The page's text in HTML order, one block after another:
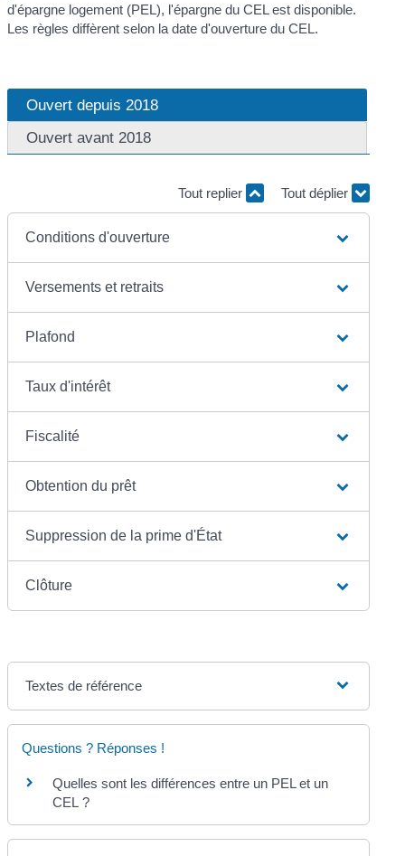
d'épargne logement (PEL), l'épargne du CEL est disponible.
Les règles diffèrent selon la date d'ouverture du CEL.
Ouvert depuis 2018
Ouvert avant 2018
Tout replier Tout déplier
Conditions d'ouverture
Versements et retraits
Plafond
Taux d'intérêt
Fiscalité
Obtention du prêt
Suppression de la prime d'État
Clôture
Textes de référence
Questions ? Réponses !
Quelles sont les différences entre un PEL et un
CEL ?